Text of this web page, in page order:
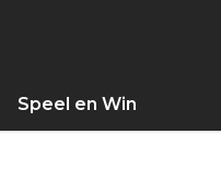
Speel en Win